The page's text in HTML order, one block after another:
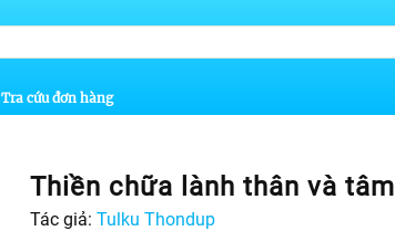
Tra cứu đơn hàng
Thiền chữa lành thân và tâm
Tác giả:Tulku Thondup